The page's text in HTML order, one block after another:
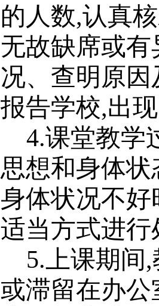
的人数,认真
无故缺席或
况、查明原
报告学校,出
4.课堂教学
思想和身体状
身体状况不好
适当方式进行
5. 上课期间,
或滞留在办公